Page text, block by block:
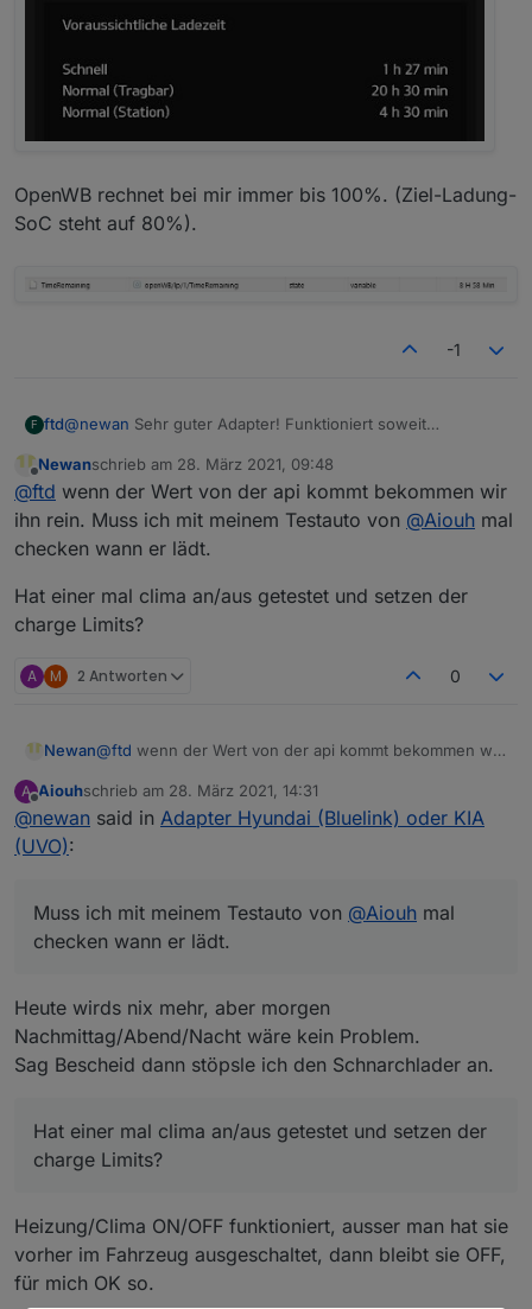
OpenWB rechnet bei mir immer bis 100%. (Ziel-Ladung-
SoC steht auf 80%).
-1
F ftd@newan Sehr guter Adapter! Funktioniert soweit
Schau mal bitte, ob du die verbleibende Zeit auch aus der
UVO-App bekommst...
Offline
Newanschrieb am 28. März 2021, 09:48
zuletzt editiert von
@ftd wenn der Wert von der api kommt bekommen wir
ihn rein. Muss ich mit meinem Testauto von @Aiouh mal
checken wann er lädt.
Hat einer mal clima an/aus getestet und setzen der
charge Limits?
A M 2 Antworten 0
Newan@ftd wenn der Wert von der api kommt bekommen wir
mal checken wann er lädt.
Hat einer mal clima an/aus getestet und setzen der
charge Limits?
A
Offline
Aiouhschrieb am 28. März 2021, 14:31
zuletzt editiert von
@newan said in Adapter Hyundai (Bluelink) oder KIA
(UVO):
Muss ich mit meinem Testauto von @Aiouh mal
checken wann er lädt.
Heute wirds nix mehr, aber morgen
Nachmittag/Abend/Nacht wäre kein Problem.
Sag Bescheid dann stöpsle ich den Schnarchlader an.
Hat einer mal clima an/aus getestet und setzen der
charge Limits?
Heizung/Clima ON/OFF funktioniert, ausser man hat sie
vorher im Fahrzeug ausgeschaltet, dann bleibt sie OFF,
für mich OK so.